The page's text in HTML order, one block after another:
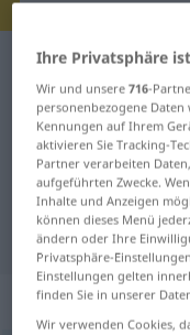
Deutsch-
Deutsch-
für
Übersetzung
Ihre Privatsphäre
Wir und unsere716-
personenbezogene
Kennungen auf Ihrem
aktivieren Sie Tracking-
Partner verarbeiten
aufgeführten Zwecke.
Inhalte und Anzeigen
können dieses Menü
ändern oder Ihre
Privatsphäre-
Einstellungen gelten
finden Sie in unserer
Wir verwenden Cookies,